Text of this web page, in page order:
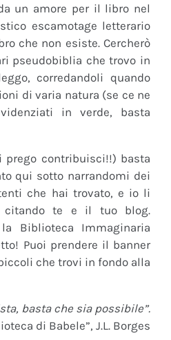
un amore per il libro nel
escamotage letterario
che non esiste. Cercherò
pseudobiblia che trovo in
corredandoli quando
di varia natura (se ce ne
in verde, basta
prego contribuisci!!) basta
qui sotto narrandomi dei
che hai trovato, e io li
citando te e il tuo blog.
Biblioteca Immaginaria
Puoi prendere il banner
che trovi in fondo alla
basta che sia possibile”.
di Babele”, J.L. Borges